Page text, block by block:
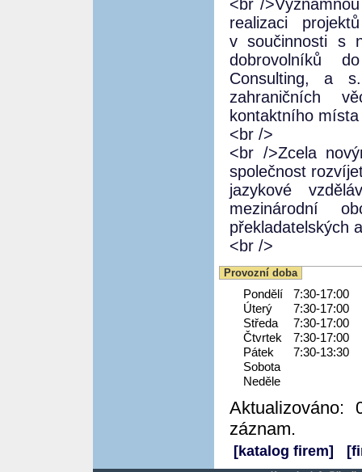
<br /
realizaci
v součinnosti s
dobrovolníků
Consulting, a
zahraničních
kontaktního
<br />
<br />Zcela
společnost
jazykové
mezinárodní
překladatelských
<br />
Provozní doba
Pondělí
7:30-17:00
Úterý
7:30-17:00
Středa
7:30-17:00
Čtvrtek
7:30-17:00
Pátek
7:30-13:30
Sobota
Neděle
Aktualizováno:
záznam.
[katalog firem]